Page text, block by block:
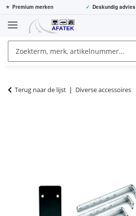
⭐ Premium merken ✓ Deskundig advies
Terug naar de lijst Diverse accessoires